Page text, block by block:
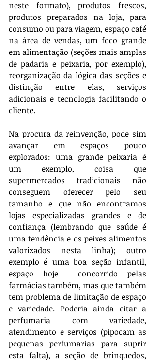
neste formato), produtos frescos,
produtos preparados na loja, para
consumo ou para viagem, espaço café
na área de vendas, um foco grande
em alimentação (seções mais amplas
de padaria e peixaria, por exemplo),
reorganização da lógica das seções e
distinção entre elas, serviços
adicionais e tecnologia facilitando o
cliente.
Na procura da reinvenção, pode sim
avançar em espaços pouco
explorados: uma grande peixaria é
um exemplo, coisa que
supermercados tradicionais não
conseguem oferecer pelo seu
tamanho e que não encontramos
lojas especializadas grandes e de
confiança (lembrando que saúde é
uma tendência e os peixes alimentos
valorizados nesta linha); outro
exemplo é uma boa seção infantil,
espaço hoje  concorrido pelas
farmácias também, mas que também
tem problema de limitação de espaço
e variedade. Poderia ainda citar a
perfumaria com variedade,
atendimento e serviços (pipocam as
pequenas perfumarias para suprir
esta falta), a seção de brinquedos,